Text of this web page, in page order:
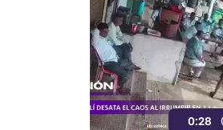
0:28